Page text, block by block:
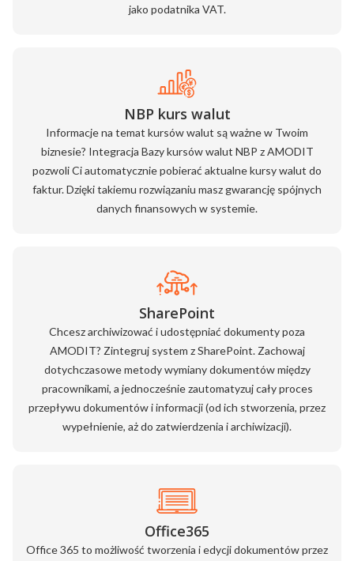
jako podatnika VAT.
NBP kurs walut
Informacje na temat kursów walut są ważne w Twoim
biznesie? Integracja Bazy kursów walut NBP z AMODIT
pozwoli Ci automatycznie pobierać aktualne kursy walut do
faktur. Dzięki takiemu rozwiązaniu masz gwarancję spójnych
danych finansowych w systemie.
SharePoint
Chcesz archiwizować i udostępniać dokumenty poza
AMODIT? Zintegruj system z SharePoint. Zachowaj
dotychczasowe metody wymiany dokumentów między
pracownikami, a jednocześnie zautomatyzuj cały proces
przepływu dokumentów i informacji (od ich stworzenia, przez
wypełnienie, aż do zatwierdzenia i archiwizacji).
Office365
Office 365 to możliwość tworzenia i edycji dokumentów przez